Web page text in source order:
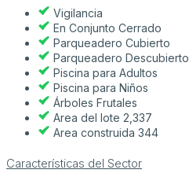
Vigilancia
En Conjunto Cerrado
Parqueadero Cubierto
Parqueadero Descubierto
Piscina para Adultos
Piscina para Niños
Árboles Frutales
Area del lote 2,337
Area construida 344
Características del Sector